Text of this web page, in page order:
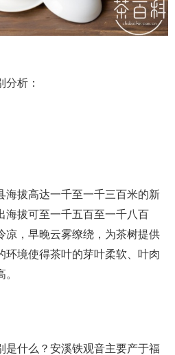
分析：
海拔高达一千至一千三百米的新
海拔可至一千五百至一千八百
凉，早晚云雾缭绕，为茶树提供
环境使得茶叶的芽叶柔软、叶肉
是什么？安溪铁观音主要产于福